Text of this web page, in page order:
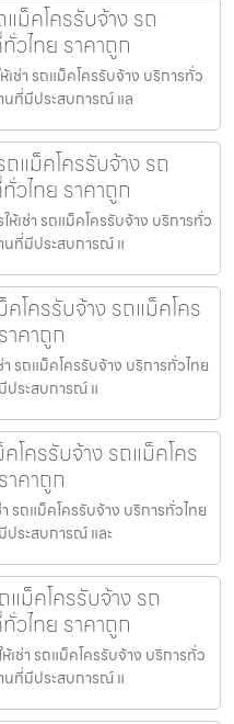
ม็คโครรับจ้าง รถ
วไทย ราคาถูก
ช่า รถแม็คโครรับจ้าง บริการทั่ว
นที่มีประสบการณ์ แล
แม็คโครรับจ้าง รถ
วไทย ราคาถูก
เช่า รถแม็คโครรับจ้าง บริการทั่ว
นที่มีประสบการณ์ แ
คโครรับจ้าง รถแม็คโคร
าคาถูก
า รถแม็คโครรับจ้าง บริการทั่วไทย
ประสบการณ์ แ
โครรับจ้าง รถแม็คโคร
าคาถูก
รถแม็คโครรับจ้าง บริการทั่วไทย
ประสบการณ์ และ
ม็คโครรับจ้าง รถ
วไทย ราคาถูก
ช่า รถแม็คโครรับจ้าง บริการทั่ว
นที่มีประสบการณ์ แ